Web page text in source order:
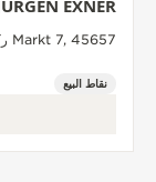
Markt 7, 45657 ركلنهاوزن, ألمانيا
نقاط البيع